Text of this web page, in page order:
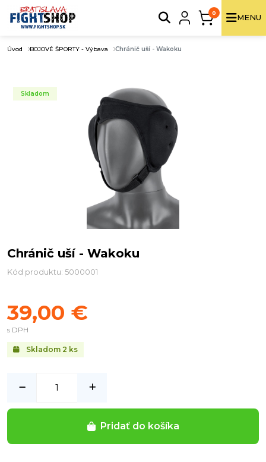
0
MENU
Úvod BOJOVÉ ŠPORTY - Výbava Chránič uší - Wakoku
Skladom
Chránič uší - Wakoku
Kód produktu: 5000001
Skladom 2 ks
39,00 €
s DPH
Pridať do košíka